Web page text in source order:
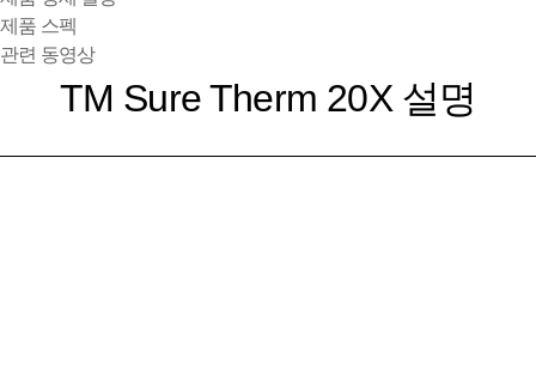
제품 스펙
관련 동영상
TM Sure Therm 20X 설명